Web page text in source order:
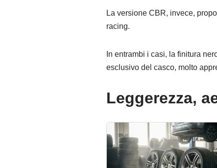
La versione CBR, invece,
racing.
In entrambi i casi, la finitura
esclusivo del casco, molto
Leggerezza,